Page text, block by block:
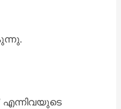
എന്നിവയുടെ